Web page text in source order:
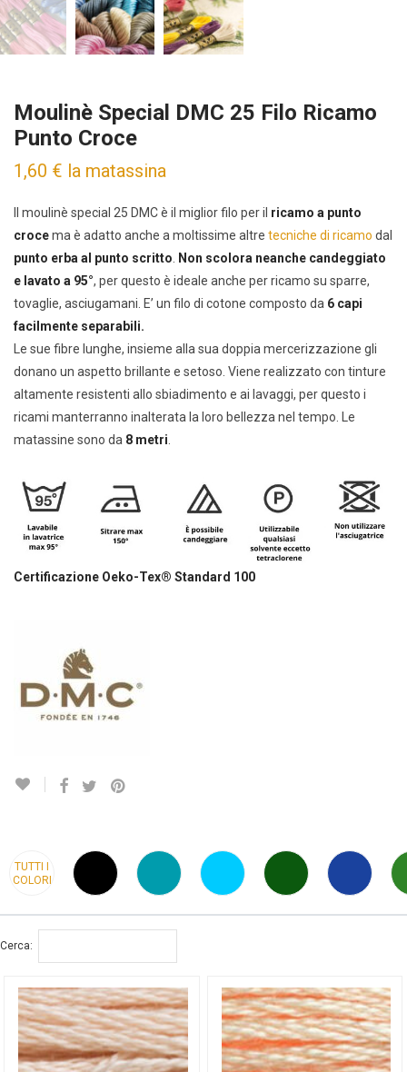
Moulinè Special DMC 25 Filo Ricamo
Punto Croce
1,60 € la matassina
Il moulinè special 25 DMC è il miglior filo per il ricamo a punto
crocema è adatto anche a moltissime altre tecniche di ricamo dal
punto erba al punto scritto Non scolora neanche candeggiato
e lavato a 95°, per questo è ideale anche per ricamo su sparre,
tovaglie, asciugamani. E’ un filo di cotone composto da 6 capi
facilmente separabili.
Le sue fibre lunghe, insieme alla sua doppia mercerizzazione gli
donano un aspetto brillante e setoso. Viene realizzato con tinture
altamente resistenti allo sbiadimento e ai lavaggi, per questo i
ricami manterranno inalterata la loro bellezza nel tempo. Le
matassine sono da 8 metri
Certificazione Oeko-Tex® Standard 100
TUTTI I
COLORI
Cerca: